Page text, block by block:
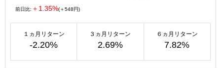
前日比: ＋1.35%(＋548円)
１ヵ月リターン
-2.20%
３ヵ月リターン
2.69%
６ヵ月リターン
7.82%